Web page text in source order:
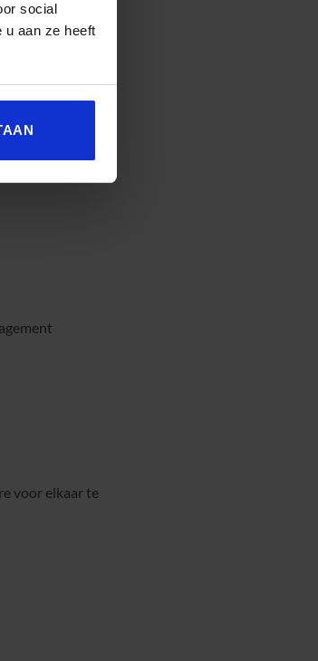
social
u aan ze heeft
Kengen en
voor elkaar te